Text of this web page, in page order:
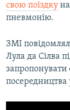
свою поїздку
пневмонію.
ЗМІ
Лула да Сілва
посередництва